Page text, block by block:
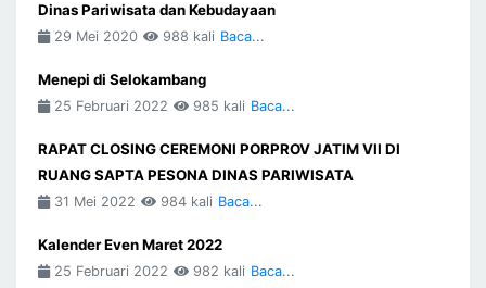
Dinas Pariwisata dan Kebudayaan
29 Mei 2020 988 kali Baca...
Menepi di Selokambang
25 Februari 2022 985 kali Baca...
RAPAT CLOSING CEREMONI PORPROV JATIM VII DI
RUANG SAPTA PESONA DINAS PARIWISATA
31 Mei 2022 984 kali Baca...
Kalender Even Maret 2022
25 Februari 2022 982 kali Baca...